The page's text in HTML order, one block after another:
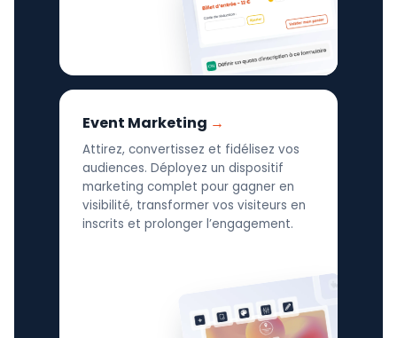
Event Marketing
Attirez, convertissez et fidélisez vos
audiences. Déployez un dispositif
marketing complet pour gagner en
visibilité, transformer vos visiteurs en
inscrits et prolonger l’engagement.